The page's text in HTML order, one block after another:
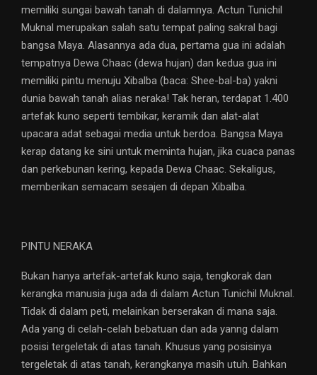
memiliki sungai bawah tanah di dalamnya. Actun Tunichil
Muknal merupakan salah satu tempat paling sakral bagi
bangsa Maya. Alasannya ada dua, pertama gua ini adalah
tempatnya Dewa Chaac (dewa hujan) dan kedua gua ini
memiliki pintu menuju Xibalba (baca: Shee-bal-ba) yakni
dunia bawah tanah alias neraka! Tak heran, terdapat 1.400
artefak kuno seperti tembikar, keramik dan alat-alat
upacara adat sebagai media untuk berdoa. Bangsa Maya
kerap datang ke sini untuk meminta hujan, jika cuaca panas
dan perkebunan kering, kepada Dewa Chaac. Sekaligus,
memberikan semacam sesajen di depan Xibalba.
PINTU NERAKA
Bukan hanya artefak-artefak kuno saja, tengkorak dan
kerangka manusia juga ada di dalam Actun Tunichil Muknal.
Tidak di dalam peti, melainkan berserakan di mana saja.
Ada yang di celah-celah bebatuan dan ada yanng dalam
posisi tergeletak di atas tanah. Khusus yang posisinya
tergeletak di atas tanah, kerangkanya masih utuh. Bahkan